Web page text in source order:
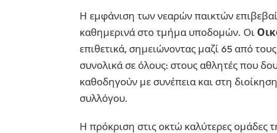
Η εμφάνιση των νεαρών παικτών
καθημερινά στο τμήμα υποδομών. Οι
επιθετικά, σημειώνοντας μαζί 65 από
συνολικά σε όλους: στους αθλητές που
καθοδηγούν με συνέπεια και στη
συλλόγου.
Η πρόκριση στις οκτώ καλύτερες ομάδες